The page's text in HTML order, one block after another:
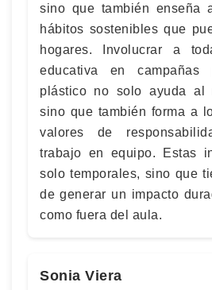
sino que también enseña
hábitos sostenibles que
hogares. Involucrar a
educativa en campañas
plástico no solo ayuda al
sino que también forma a
valores de
trabajo en equipo. Estas
solo temporales, sino que
de generar un impacto
como fuera del aula.
Sonia Viera